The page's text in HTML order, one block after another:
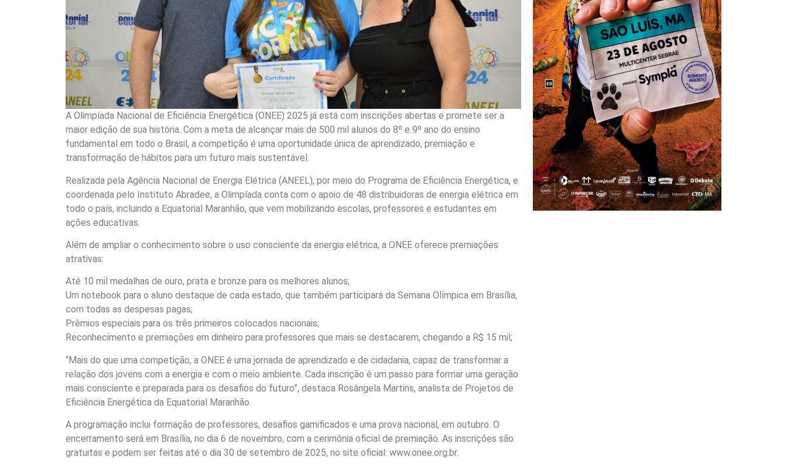
A Olimpíada Nacional de Eficiência Energética (ONEE) 2025 já está com inscrições abertas e promete ser a
maior edição de sua história. Com a meta de alcançar mais de 500 mil alunos do 8º e 9º ano do ensino
fundamental em todo o Brasil, a competição é uma oportunidade única de aprendizado, premiação e
transformação de hábitos para um futuro mais sustentável.
Realizada pela Agência Nacional de Energia Elétrica (ANEEL), por meio do Programa de Eficiência Energética, e
coordenada pelo Instituto Abradee, a Olimpíada conta com o apoio de 48 distribuidoras de energia elétrica em
todo o país, incluindo a Equatorial Maranhão, que vem mobilizando escolas, professores e estudantes em
ações educativas.
Além de ampliar o conhecimento sobre o uso consciente da energia elétrica, a ONEE oferece premiações
atrativas:
Até 10 mil medalhas de ouro, prata e bronze para os melhores alunos;
Um notebook para o aluno destaque de cada estado, que também participará da Semana Olímpica em Brasília,
com todas as despesas pagas;
Prêmios especiais para os três primeiros colocados nacionais;
Reconhecimento e premiações em dinheiro para professores que mais se destacarem, chegando a R$ 15 mil;
“Mais do que uma competição, a ONEE é uma jornada de aprendizado e de cidadania, capaz de transformar a
relação dos jovens com a energia e com o meio ambiente. Cada inscrição é um passo para formar uma geração
mais consciente e preparada para os desafios do futuro”, destaca Rosângela Martins, analista de Projetos de
Eficiência Energética da Equatorial Maranhão.
A programação inclui formação de professores, desafios gamificados e uma prova nacional, em outubro. O
encerramento será em Brasília, no dia 6 de novembro, com a cerimônia oficial de premiação. As inscrições são
gratuitas e podem ser feitas até o dia 30 de setembro de 2025, no site oficial: www.onee.org.br.